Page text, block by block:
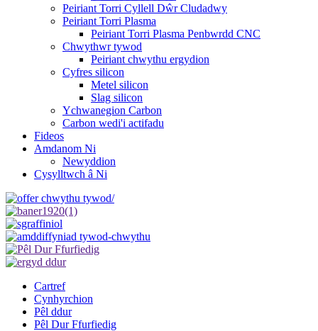
Peiriant Torri Cyllell Dŵr Cludadwy
Peiriant Torri Plasma
Peiriant Torri Plasma Penbwrdd CNC
Chwythwr tywod
Peiriant chwythu ergydion
Cyfres silicon
Metel silicon
Slag silicon
Ychwanegion Carbon
Carbon wedi'i actifadu
Fideos
Amdanom Ni
Newyddion
Cysylltwch â Ni
Cartref
Cynhyrchion
Pêl ddur
Pêl Dur Ffurfiedig